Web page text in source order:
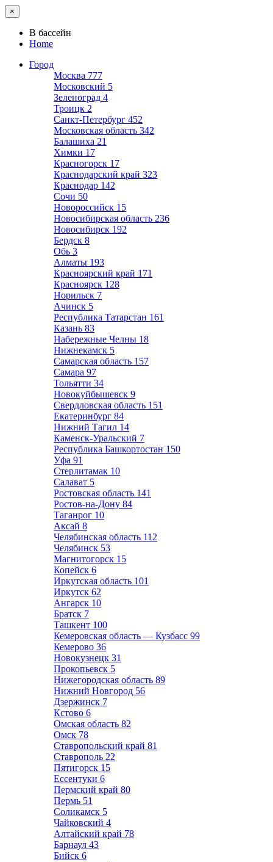
×
В бассейн
Home
Город
Москва 777
Московский 5
Зеленоград 4
Троицк 2
Санкт-Петербург 452
Московская область 342
Балашиха 21
Химки 17
Красногорск 17
Краснодарский край 323
Краснодар 142
Сочи 50
Новороссийск 15
Новосибирская область 236
Новосибирск 192
Бердск 8
Обь 3
Алматы 193
Красноярский край 171
Красноярск 128
Норильск 7
Ачинск 5
Республика Татарстан 161
Казань 83
Набережные Челны 18
Нижнекамск 5
Самарская область 157
Самара 97
Тольятти 34
Новокуйбышевск 9
Свердловская область 151
Екатеринбург 84
Нижний Тагил 14
Каменск-Уральский 7
Республика Башкортостан 150
Уфа 91
Стерлитамак 10
Салават 5
Ростовская область 141
Ростов-на-Дону 84
Таганрог 10
Аксай 8
Челябинская область 112
Челябинск 53
Магнитогорск 15
Копейск 6
Иркутская область 101
Иркутск 62
Ангарск 10
Братск 7
Ташкент 100
Кемеровская область — Кузбасс 99
Кемерово 36
Новокузнецк 31
Прокопьевск 5
Нижегородская область 89
Нижний Новгород 56
Дзержинск 7
Кстово 6
Омская область 82
Омск 78
Ставропольский край 81
Ставрополь 22
Пятигорск 15
Ессентуки 6
Пермский край 80
Пермь 51
Соликамск 5
Чайковский 4
Алтайский край 78
Барнаул 43
Бийск 6